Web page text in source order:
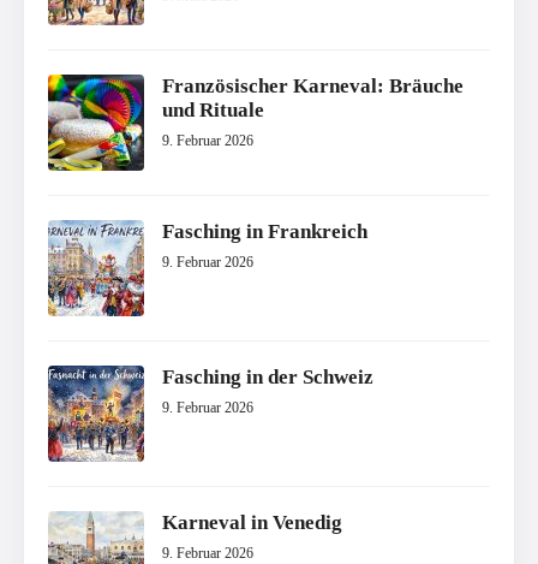
Französischer Karneval: Bräuche
und Rituale
9. Februar 2026
Fasching in Frankreich
9. Februar 2026
Fasching in der Schweiz
9. Februar 2026
Karneval in Venedig
9. Februar 2026